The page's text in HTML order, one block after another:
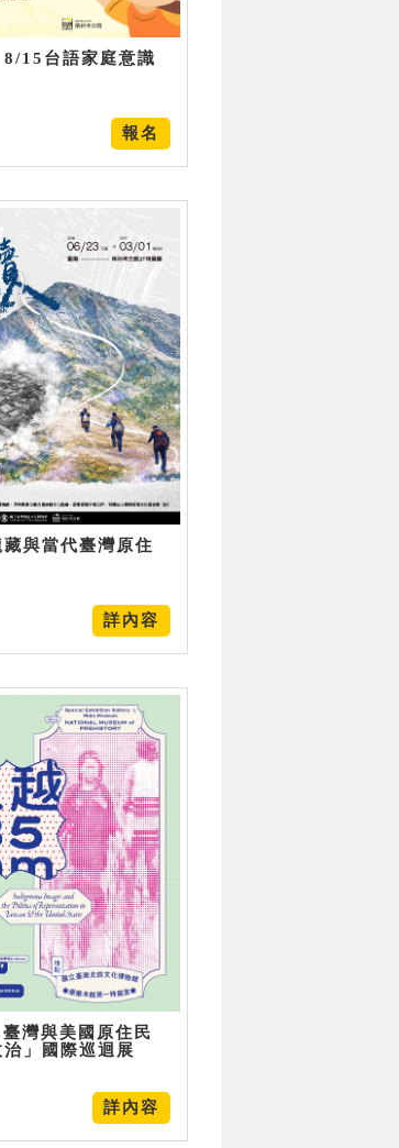
8/15台語家庭意識
報名
與當代臺灣原住
詳內容
灣與美國原住民
」國際巡迴展
詳內容